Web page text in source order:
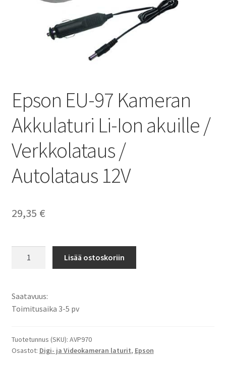
Epson EU-97 Kameran
Akkulaturi Li-Ion akuille /
Verkkolataus /
Autolataus 12V
29,35 €
Akkulaturi
Li-
akuille
/
Lisää ostoskoriin
Saatavuus:
Toimitusaika 3-5 pv
Tuotetunnus (SKU): AVP970
Osastot: Digi- ja Videokameran laturit, Epson